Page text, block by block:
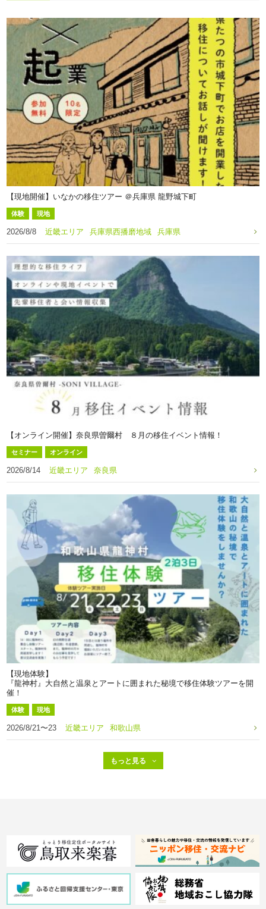
【現地開催】いなかの移住ツアー ＠兵庫県 龍野城下町
体験 現地
2026/8/8 近畿エリア 兵庫県西播磨地域 兵庫県
【オンライン開催】奈良県曽爾村 ８月の移住イベント情報！
セミナー オンライン
2026/8/14 近畿エリア 奈良県
【現地体験】
『龍神村』大自然と温泉とアートに囲まれた秘境で移住体験ツアーを開
催！
体験 現地
2026/8/21〜23 近畿エリア 和歌山県